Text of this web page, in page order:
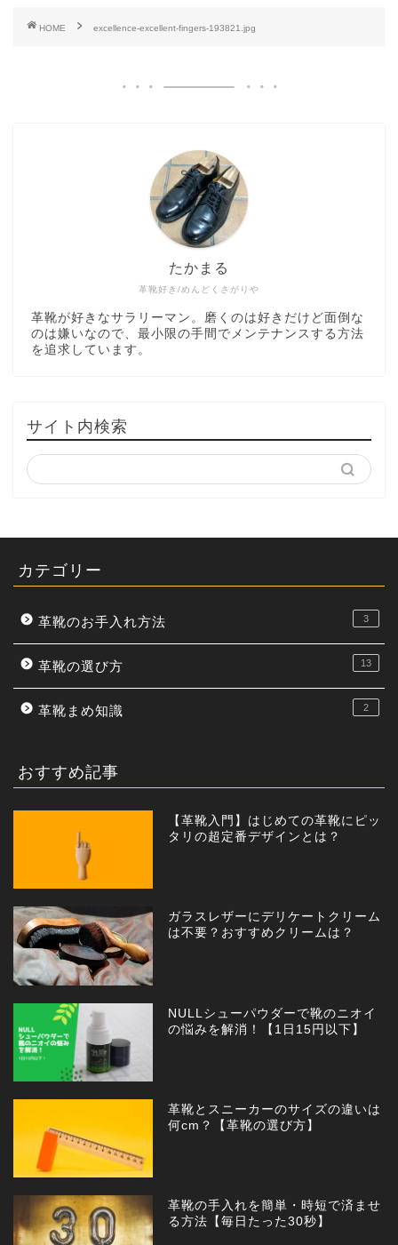
HOME excellence-excellent-fingers-193821.jpg
革靴好き/めんどくさがりや
たかまる
革靴が好きなサラリーマン。磨くのは好きだけど面倒な
のは嫌いなので、最小限の手間でメンテナンスする方法
を追求しています。
サイト内検索
カテゴリー
革靴のお手入れ方法 3
革靴の選び方 13
革靴まめ知識 2
おすすめ記事
【革靴入門】はじめての革靴にピッ
タリの超定番デザインとは？
ガラスレザーにデリケートクリーム
は不要？おすすめクリームは？
NULLシューパウダーで靴のニオイ
の悩みを解消！【1日15円以下】
革靴とスニーカーのサイズの違いは
何cm？【革靴の選び方】
革靴の手入れを簡単・時短で済ませ
る方法【毎日たった30秒】